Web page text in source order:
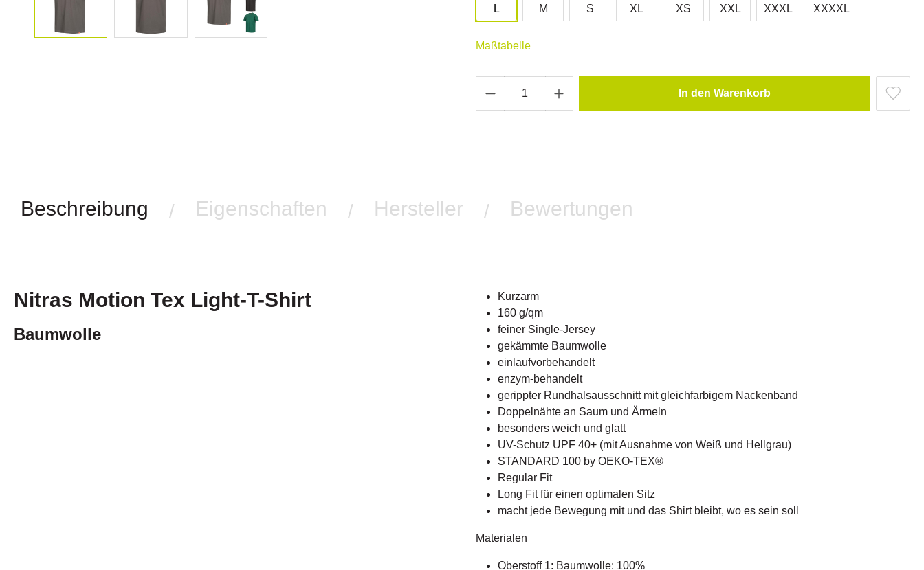
L M S XL XS XXL XXXL XXXXL
Maßtabelle
In den Warenkorb
Beschreibung / Eigenschaften / Hersteller / Bewertungen
Nitras Motion Tex Light-T-Shirt
Baumwolle
Kurzarm
160 g/qm
feiner Single-Jersey
gekämmte Baumwolle
einlaufvorbehandelt
enzym-behandelt
gerippter Rundhalsausschnitt mit gleichfarbigem Nackenband
Doppelnähte an Saum und Ärmeln
besonders weich und glatt
UV-Schutz UPF 40+ (mit Ausnahme von Weiß und Hellgrau)
STANDARD 100 by OEKO-TEX®
Regular Fit
Long Fit für einen optimalen Sitz
macht jede Bewegung mit und das Shirt bleibt, wo es sein soll
Materialen
Oberstoff 1: Baumwolle: 100%